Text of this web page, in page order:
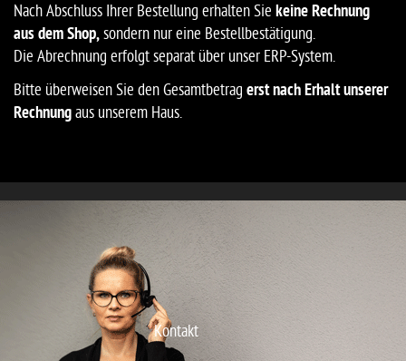
Nach Abschluss Ihrer Bestellung erhalten Sie keine Rechnung
aus dem Shop,sondern nur eine Bestellbestätigung.
Die Abrechnung erfolgt separat über unser ERP-System.
Bitte überweisen Sie den Gesamtbetrag erst nach Erhalt unserer
Rechnungaus unserem Haus.
Kontakt